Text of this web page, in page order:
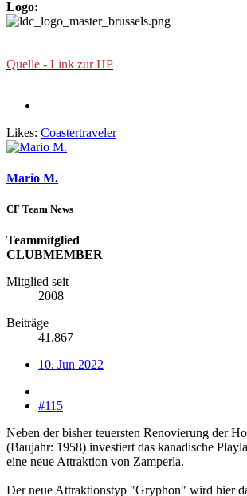
Logo:
Quelle - Link zur HP
Likes: Coastertraveler
Mario M.
CF Team News
Teammitglied
CLUBMEMBER
Mitglied seit
2008
Beiträge
41.867
10. Jun 2022
#115
Neben der bisher teuersten Renovierung der
(Baujahr: 1958) investiert das kanadische
eine neue Attraktion von Zamperla.
Der neue Attraktionstyp "Gryphon" wird hier